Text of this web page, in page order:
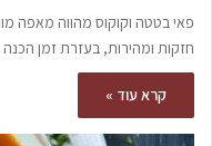
פאי בטטה וקוקוס מהווה מאפה
חזקות ומהירות, בעזרת זמן
קרא עוד »